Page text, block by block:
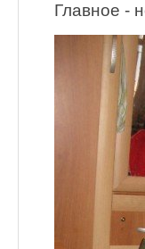
Главное -